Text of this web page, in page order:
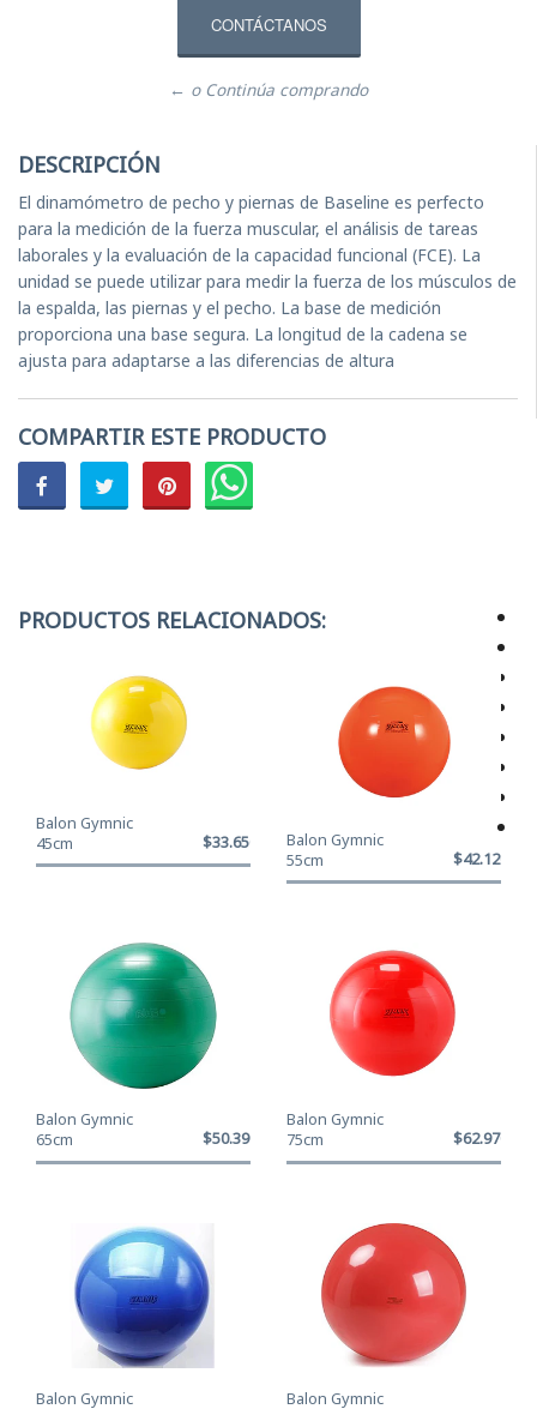
CONTÁCTANOS
← o Continúa comprando
DESCRIPCIÓN
El dinamómetro de pecho y piernas de Baseline es perfecto
para la medición de la fuerza muscular, el análisis de tareas
laborales y la evaluación de la capacidad funcional (FCE). La
unidad se puede utilizar para medir la fuerza de los músculos de
la espalda, las piernas y el pecho. La base de medición
proporciona una base segura. La longitud de la cadena se
ajusta para adaptarse a las diferencias de altura
COMPARTIR ESTE PRODUCTO
PRODUCTOS RELACIONADOS:
Balon Gymnic
45cm
$33.650
Balon Gymnic
55cm
$42.120
Balon Gymnic
65cm
$50.390
Balon Gymnic
75cm
$62.970
Balon Gymnic
Balon Gymnic